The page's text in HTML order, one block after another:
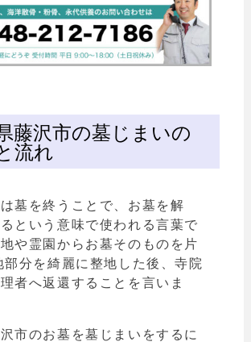
藤沢市の墓じまいの
流れ
墓を終うことで、お墓を解
という意味で使われる言葉で
や霊園からお墓そのものを片
部分を綺麗に整地した後、寺院
者へ返還することを言いま
市のお墓を墓じまいをするに